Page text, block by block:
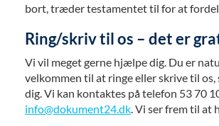
bort, træder testamentet til for at
Ring/skriv til os – det er
Vi vil meget gerne hjælpe dig. Du er
velkommen til at ringe eller skrive til
dig. Vi kan kontaktes på telefon 53 70
info@dokument24.dk . Vi ser frem til at